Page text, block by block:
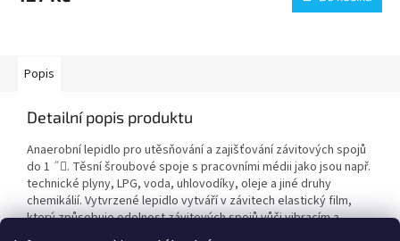
Popis
Detailní popis produktu
Anaerobní lepidlo pro utěsňování a zajišťování závitových spojů
do 1 ˝. Těsní šroubové spoje s pracovními médii jako jsou např.
technické plyny, LPG, voda, uhlovodíky, oleje a jiné druhy
chemikálií. Vytvrzené lepidlo vytváří v závitech elastický film,
který způsobuje odolnost závitových spojů vůči vibracím a